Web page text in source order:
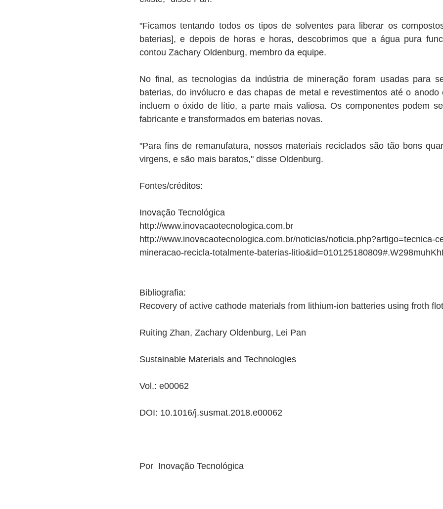
"Ficamos tentando todos os tipos de solventes para liberar os
baterias], e depois de horas e horas, descobrimos que a água pura
contou Zachary Oldenburg, membro da equipe.
No final, as tecnologias da indústria de mineração foram usadas para
baterias, do invólucro e das chapas de metal e revestimentos até o anodo
incluem o óxido de lítio, a parte mais valiosa. Os componentes podem
fabricante e transformados em baterias novas.
"Para fins de remanufatura, nossos materiais reciclados são tão bons
virgens, e são mais baratos," disse Oldenburg.
Fontes/créditos:
Inovação Tecnológica
http://www.inovacaotecnologica.com.br
http://www.inovacaotecnologica.com.br/noticias/noticia.php?artigo=tecnica-
mineracao-recicla-totalmente-baterias-
Bibliografia:
Recovery of active cathode materials from lithium-ion batteries using froth
Ruiting Zhan, Zachary Oldenburg, Lei Pan
Sustainable Materials and Technologies
Vol.: e00062
DOI: 10.1016/j.susmat.2018.e00062
Por  Inovação Tecnológica